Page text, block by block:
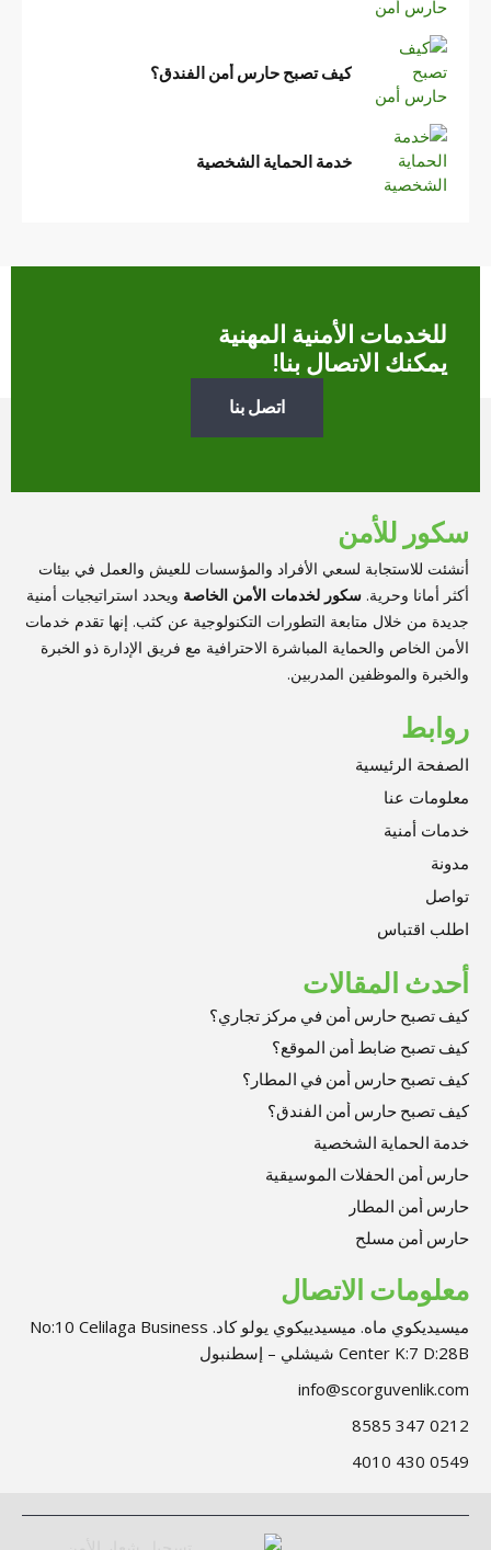
كيف تصبح حارس أمن الفندق؟
خدمة الحماية الشخصية
للخدمات الأمنية المهنية
يمكنك الاتصال بنا!
اتصل بنا
سكور للأمن
أنشئت للاستجابة لسعي الأفراد والمؤسسات للعيش والعمل في بيئات
أكثر أمانا وحرية. سكور لخدمات الأمن الخاصة ويحدد استراتيجيات أمنية
جديدة من خلال متابعة التطورات التكنولوجية عن كثب. إنها تقدم خدمات
الأمن الخاص والحماية المباشرة الاحترافية مع فريق الإدارة ذو الخبرة
والخبرة والموظفين المدربين.
روابط
الصفحة الرئيسية
معلومات عنا
خدمات أمنية
مدونة
تواصل
اطلب اقتباس
أحدث المقالات
كيف تصبح حارس أمن في مركز تجاري؟
كيف تصبح ضابط أمن الموقع؟
كيف تصبح حارس أمن في المطار؟
كيف تصبح حارس أمن الفندق؟
خدمة الحماية الشخصية
حارس أمن الحفلات الموسيقية
حارس أمن المطار
حارس أمن مسلح
معلومات الاتصال
ميسيديكوي ماه. ميسيدييكوي يولو كاد. No:10 Celilaga Business
Center K:7 D:28B شيشلي – إسطنبول
info@scorguvenlik.com
0212 347 8585
0549 430 4010